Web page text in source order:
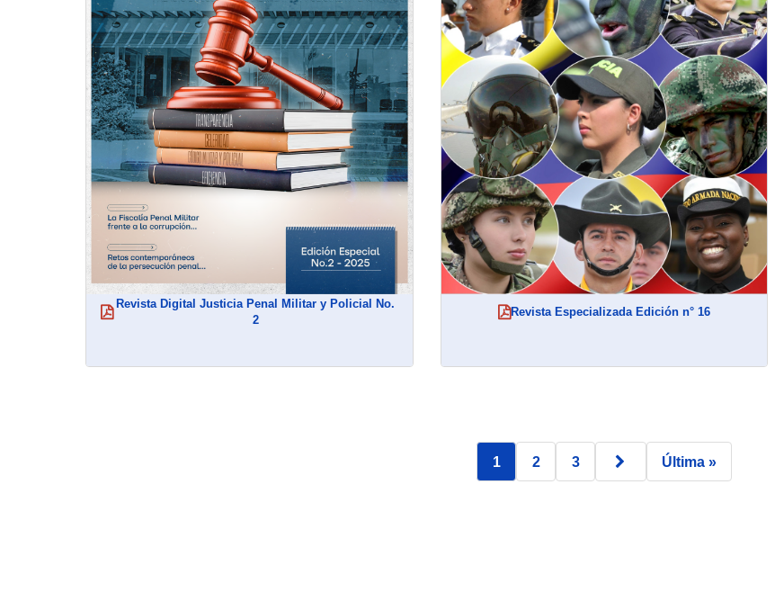
Revista Digital Justicia Penal Militar y Policial No.
2
(abre en nueva ventana) Revista Especializada Edición n° 16
(abre en nueva ventana)
Página actual:
1 Página
2 Página
3 Página siguienteÚltima página
Última »